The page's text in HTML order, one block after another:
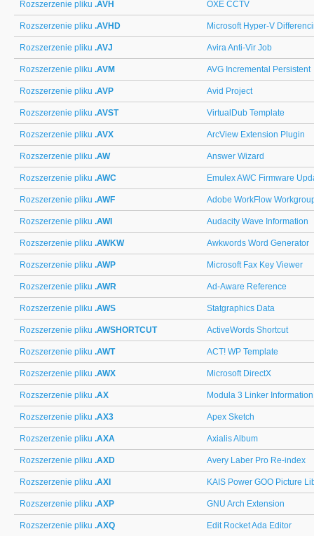
Rozszerzenie pliku .AVH OXE CCTV
Rozszerzenie pliku .AVHD Microsoft Hyper-V
Rozszerzenie pliku .AVJ Avira Anti-Vir Job
Rozszerzenie pliku .AVM AVG Incremental Persistent
Rozszerzenie pliku .AVP Avid Project
Rozszerzenie pliku .AVST VirtualDub Template
Rozszerzenie pliku .AVX ArcView Extension Plugin
Rozszerzenie pliku .AW Answer Wizard
Rozszerzenie pliku .AWC Emulex AWC Firmware
Rozszerzenie pliku .AWF Adobe WorkFlow
Rozszerzenie pliku .AWI Audacity Wave Information
Rozszerzenie pliku .AWKW Awkwords Word Generator
Rozszerzenie pliku .AWP Microsoft Fax Key Viewer
Rozszerzenie pliku .AWR Ad-Aware Reference
Rozszerzenie pliku .AWS Statgraphics Data
Rozszerzenie pliku .AWSHORTCUT ActiveWords Shortcut
Rozszerzenie pliku .AWT ACT! WP Template
Rozszerzenie pliku .AWX Microsoft DirectX
Rozszerzenie pliku .AX Modula 3 Linker Information
Rozszerzenie pliku .AX3 Apex Sketch
Rozszerzenie pliku .AXA Axialis Album
Rozszerzenie pliku .AXD Avery Laber Pro Re-index
Rozszerzenie pliku .AXI KAIS Power GOO Picture
Rozszerzenie pliku .AXP GNU Arch Extension
Rozszerzenie pliku .AXQ Edit Rocket Ada Editor